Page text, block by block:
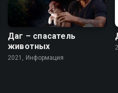
Даг – спасатель
животных
2021, Информация